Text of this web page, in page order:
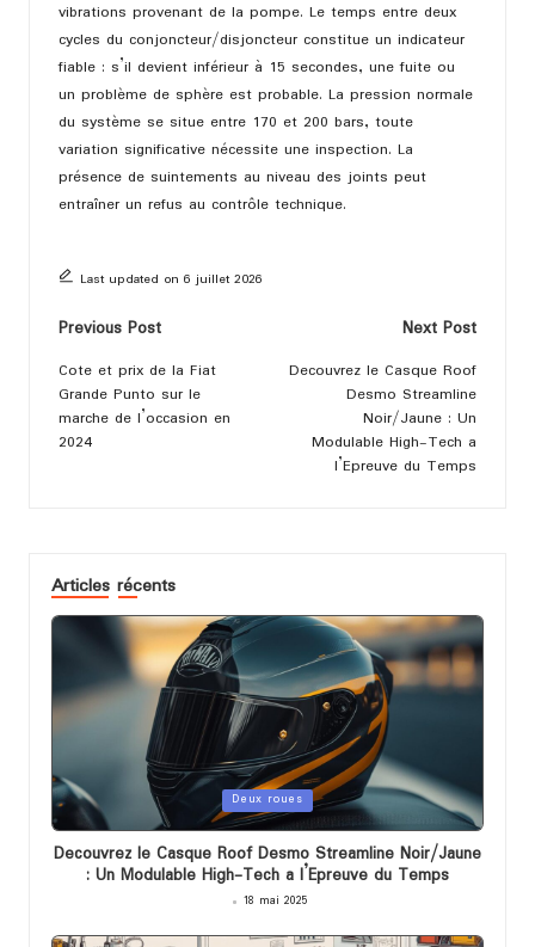
vibrations provenant de la pompe. Le temps entre deux
cycles du conjoncteur/disjoncteur constitue un indicateur
fiable : s’il devient inférieur à 15 secondes, une fuite ou
un problème de sphère est probable. La pression normale
du système se situe entre 170 et 200 bars, toute
variation significative nécessite une inspection. La
présence de suintements au niveau des joints peut
entraîner un refus au contrôle technique.
Last updated on 6 juillet 2026
Post
navigation
Previous Post
Cote et prix de la Fiat
Grande Punto sur le
marche de l’occasion en
2024
Next Post
Decouvrez le Casque Roof
Desmo Streamline
Noir/Jaune : Un
Modulable High-Tech a
l’Epreuve du Temps
Articles récents
Posted
Deux roues
Decouvrez le Casque Roof Desmo Streamline Noir/Jaune
: Un Modulable High-Tech a l’Epreuve du Temps
18 mai 2025